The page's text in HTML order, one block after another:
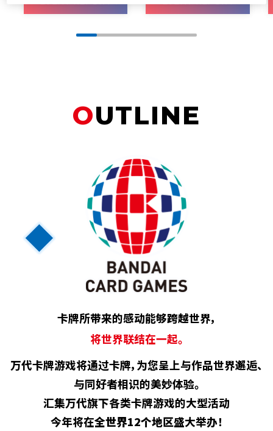
OUTLINE
卡牌所带来的感动能够跨越世界，
将世界联结在一起。
万代卡牌游戏将通过卡牌，为您呈上与作品世界邂逅、
与同好者相识的美妙体验。
汇集万代旗下各类卡牌游戏的大型活动
今年将在全世界12个地区盛大举办！